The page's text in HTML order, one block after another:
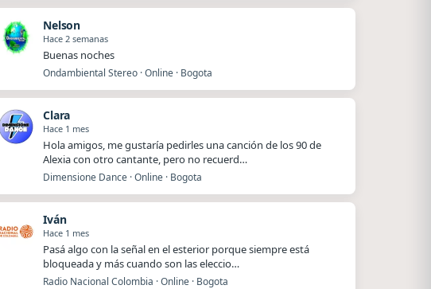
Nelson
Hace 2 semanas
Buenas noches
Ondambiental Stereo · Online · Bogota
Clara
Hace 1 mes
Hola amigos, me gustaría pedirles una canción de los 90 de
Alexia con otro cantante, pero no recuerd…
Dimensione Dance · Online · Bogota
Iván
Hace 1 mes
Pasá algo con la señal en el esterior porque siempre está
bloqueada y más cuando son las eleccio…
Radio Nacional Colombia · Online · Bogota